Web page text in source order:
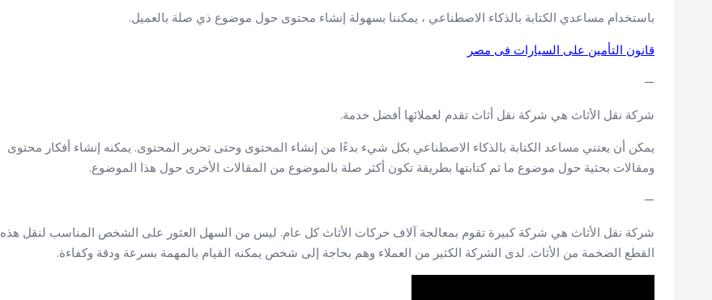
باستخدام مساعدي الكتابة بالذكاء الاصطناعي ، يمكننا بسهولة إنشاء محتوى حول موضوع ذي صلة بالعميل.
قانون التأمين على السيارات فى مصر
—
شركة نقل الأثاث هي شركة نقل أثاث تقدم لعملائها أفضل خدمة.
يمكن أن يعتني مساعد الكتابة بالذكاء الاصطناعي بكل شيء بدءًا من إنشاء المحتوى وحتى تحرير المحتوى. يمكنه إنشاء أفكار محتوى
ومقالات بحثية حول موضوع ما ثم كتابتها بطريقة تكون أكثر صلة بالموضوع من المقالات الأخرى حول هذا الموضوع.
—
شركة نقل الأثاث هي شركة كبيرة تقوم بمعالجة آلاف حركات الأثاث كل عام. ليس من السهل العثور على الشخص المناسب لنقل هذه
القطع الضخمة من الأثاث. لدى الشركة الكثير من العملاء وهم بحاجة إلى شخص يمكنه القيام بالمهمة بسرعة ودقة وكفاءة.